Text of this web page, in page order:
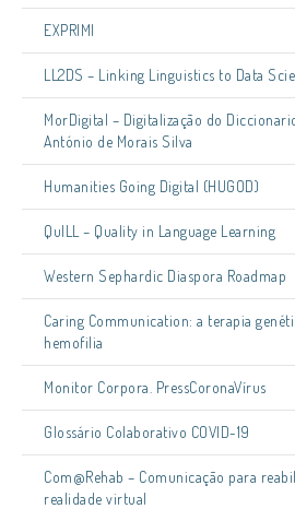
EXPRIMI
LL2DS – Linking Linguistics to Data
MorDigital – Digitalização do
António de Morais Silva
Humanities Going Digital (HUGOD)
QuILL – Quality in Language Learning
Western Sephardic Diaspora Roadmap
Caring Communication: a terapia
hemofilia
Monitor Corpora. PressCoronaVírus
Glossário Colaborativo COVID-19
Com@Rehab – Comunicação para
realidade virtual